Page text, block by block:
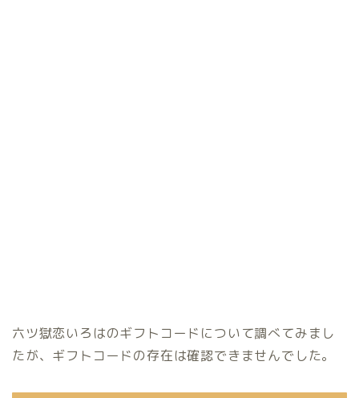
六ツ獄恋いろはのギフトコードについて調べてみまし
たが、ギフトコードの存在は確認できませんでした。